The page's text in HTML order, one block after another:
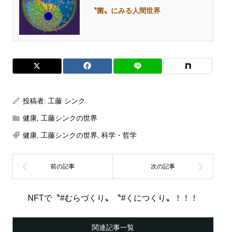
〝菌〟にみる人間世界
投稿者: 工藤 シンク
健康, 工藤シンクの世界
健康, 工藤シンクの世界 科学・哲学
NFTで〝#むらづくり〟〝#くにつくり〟！！！
関連記事一覧